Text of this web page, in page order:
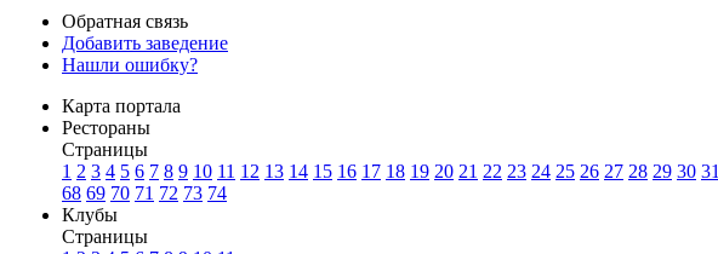
Обратная связь
Добавить заведение
Нашли ошибку?
Карта портала
Рестораны
Страницы
1 2 3 4 5 6 7 8 9 10 11 12 13 14 15 16 17 18 19 20 21 22 23 24 25 26 27 28 29 30 31
68 69 70 71 72 73 74
Клубы
Страницы